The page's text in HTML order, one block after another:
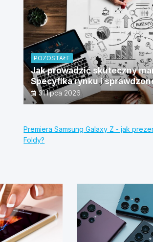
POZOSTAŁE
Jak prowadzić skuteczny
Specyfika rynku i
31 lipca 2026
Premiera Samsung Galaxy Z - jak
Foldy?